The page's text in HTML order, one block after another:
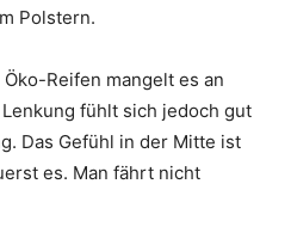
Polstern.
Reifen mangelt es an
fühlt sich jedoch gut
Das Gefühl in der Mitte ist
es. Man fährt nicht